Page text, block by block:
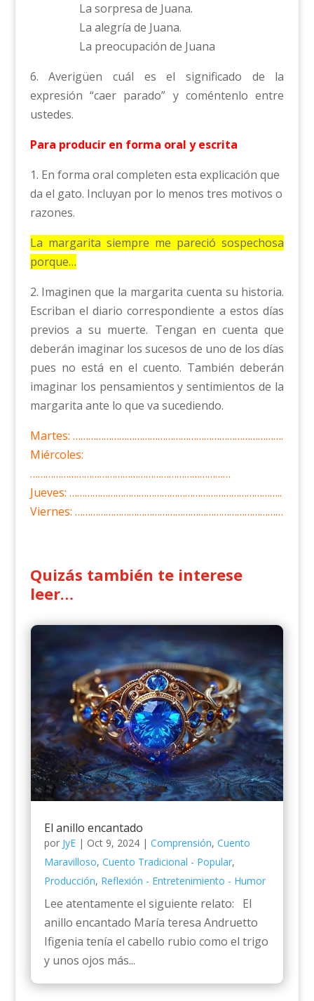
La sorpresa de Juana.
La alegría de Juana.
La preocupación de Juana
6. Averigüen cuál es el significado de la
expresión “caer parado” y coméntenlo entre
ustedes.
Para producir en forma oral y escrita
1. En forma oral completen esta explicación que
da el gato. Incluyan por lo menos tres motivos o
razones.
La margarita siempre me pareció sospechosa
porque…
2. Imaginen que la margarita cuenta su historia.
Escriban el diario correspondiente a estos días
previos a su muerte. Tengan en cuenta que
deberán imaginar los sucesos de uno de los días
pues no está en el cuento. También deberán
imaginar los pensamientos y sentimientos de la
margarita ante lo que va sucediendo.
Martes: ……………………………………………………………………….
Miércoles:
……………………………………………………………………
Jueves: ………………………………………………………………………..
Viernes: ………………………………………………………………………
Quizás también te interese
leer…
El anillo encantado
por JyE| Oct 9, 2024| Comprensión, Cuento
Maravilloso, Cuento Tradicional - Popular,
Producción, Reflexión - Entretenimiento - Humor
Lee atentamente el siguiente relato: El
anillo encantado María teresa Andruetto
Ifigenia tenía el cabello rubio como el trigo
y unos ojos más...